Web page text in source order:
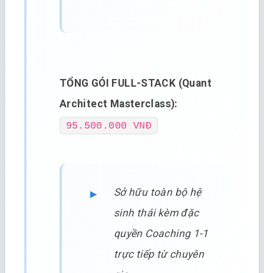
TỔNG GÓI FULL-STACK (Quant
Architect Masterclass):
95.500.000 VNĐ
Sở hữu toàn bộ hệ
sinh thái kèm đặc
quyền Coaching 1-1
trực tiếp từ chuyên